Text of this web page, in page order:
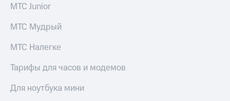
Описание
Уведомление
погашении
облигаций
МТС Junior
МТС Мудрый
МТС Налегке
Тарифы для часов и модемов
Для ноутбука мини